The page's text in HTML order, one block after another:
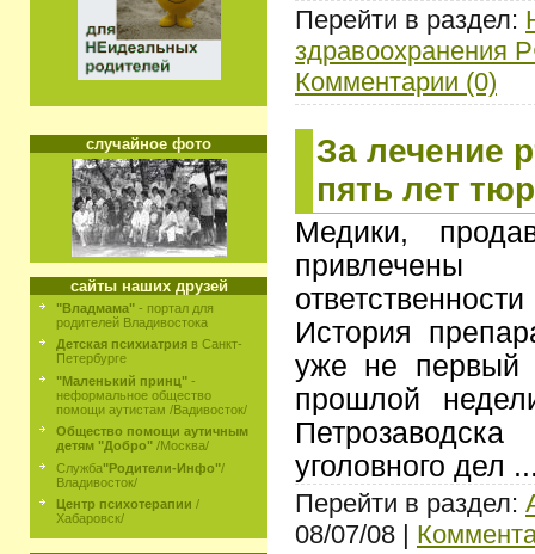
случайное фото
сайты наших друзей
"Владмама" - портал для
родителей Владивостока
Детская психиатрия в Санкт-
Петербурге
"Маленький принц" -
неформальное общество
помощи аутистам /Вадивосток/
Общество помощи аутичным
детям "Добро" /Москва/
Служба"Родители-Инфо"/
Владивосток/
Центр психотерапии /
Хабаровск/
Перейти в раздел:
здравоохранения
Комментарии (0)
За лечение
пять лет
Медики,
ответственности
История
уже не первый
прошлой
уголовного дел
Перейти в раздел:
08/07/08 |